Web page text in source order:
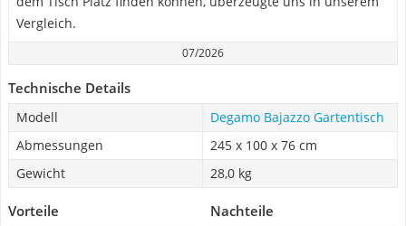
Vergleich.
07/2026
Technische Details
Modell
Degamo Bajazzo Gartentisch
Abmessungen
245 x 100 x 76 cm
Gewicht
28,0 kg
Vorteile Nachteile